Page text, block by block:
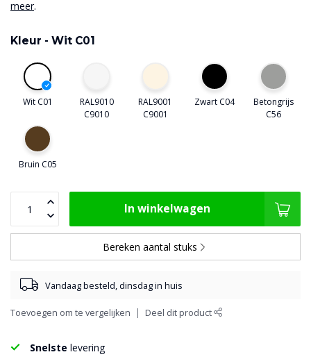
meer.
Kleur - Wit C01
Wit C01
RAL9010
C9010
RAL9001
C9001
Zwart C04
Betongrijs
C56
Bruin C05
In winkelwagen
Bereken aantal stuks
Vandaag besteld, dinsdag in huis
Toevoegen om te vergelijken Deel dit product
Snelste levering